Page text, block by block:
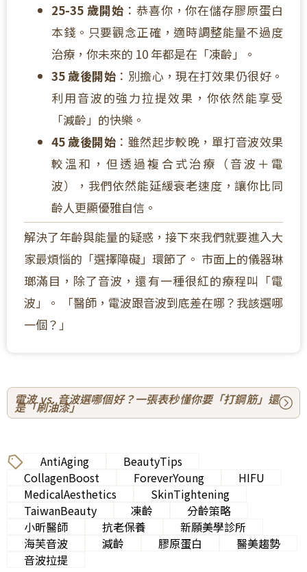
25-35 歲開始 ：恭喜你，你在儲存膠原蛋白
本錢。只要觀念正確，適時調整能量不過度
治療，你未來的 10 年都是在「凍齡」。
35 歲後開始 ：別擔心，現在打效果仍很好。
利用音波的強力拉提效果，你依然能享受
「減齡」的快樂。
45 歲後開始 ：雖然起步較晚，單打音波效果
較溫和，但透過複合式治療（音波＋電
波），我們依然能延緩衰老速度，讓你比同
齡人更顯優雅自信。
解決了年齡與能量的疑惑，接下來我們就要進入大
家最煩惱的「選擇障礙」環節了。 市面上的儀器琳
瑯滿目，除了音波，還有一種很紅的療程叫「電
波」。 「醫師，電波跟音波到底差在哪？我該選哪
一個？」
電波 vs. 音波選哪個好？一張表秒懂你要「打鋼筋」還
是「刷油漆」
AntiAging
BeautyTips
CollagenBoost
ForeverYoung
HIFU
MedicalAesthetics
SkinTightening
TaiwanBeauty
凍齡
分齡策略
小昕醫師
抗老保養
新願美學診所
海芙音波
減齡 膠原蛋白
醫美趨勢
音波拉提